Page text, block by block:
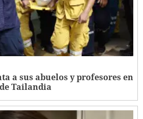
a sus abuelos y profesores en
Tailandia